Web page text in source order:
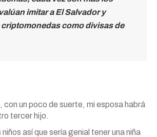
imitar a El Salvador y
criptomonedas como divisas de
con un poco de suerte, mi esposa habrá
tercer hijo.
así que sería genial tener una niña